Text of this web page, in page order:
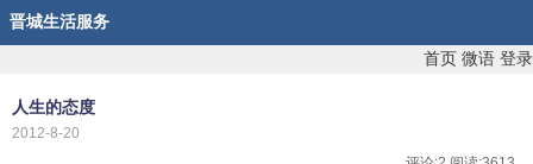
晋城生活服务
首页 微语 登录
人生的态度
2012-8-20